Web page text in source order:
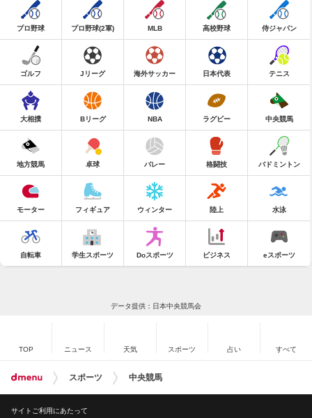
プロ野球 プロ野球(2軍) MLB 高校野球 侍ジャパン
ゴルフ Jリーグ 海外サッカー 日本代表 テニス
大相撲 Bリーグ NBA ラグビー 中央競馬
地方競馬 卓球 バレー 格闘技 バドミントン
モーター フィギュア ウィンター 陸上 水泳
自転車 学生スポーツ Doスポーツ ビジネス eスポーツ
データ提供：日本中央競馬会
TOP ニュース 天気 スポーツ 占い すべて
スポーツ 中央競馬
サイトご利用にあたって